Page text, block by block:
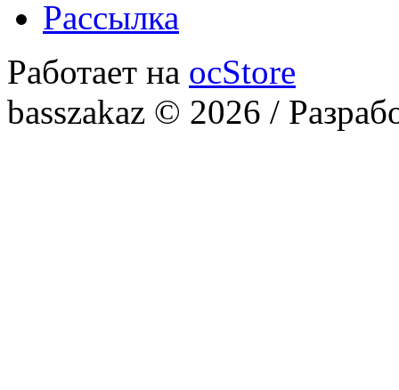
Рассылка
Работает на ocStore
basszakaz © 2026 /